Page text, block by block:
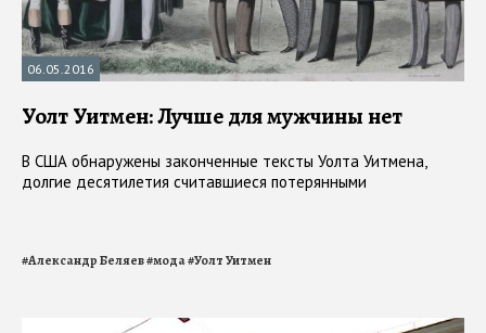
06.05.2016
Уолт Уитмен: Лучше для мужчины нет
В США обнаружены законченные тексты Уолта Уитмена,
долгие десятилетия считавшиеся потерянными
#Александр Беляев#мода#Уолт Уитмен